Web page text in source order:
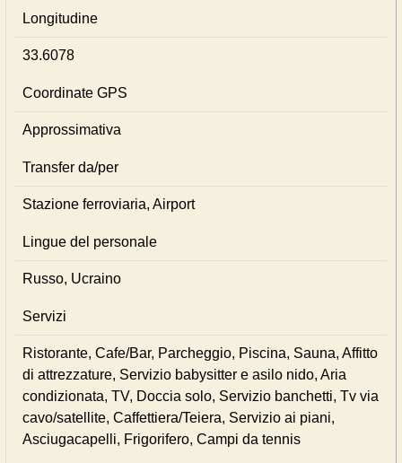
Longitudine
33.6078
Coordinate GPS
Approssimativa
Transfer da/per
Stazione ferroviaria, Airport
Lingue del personale
Russo, Ucraino
Servizi
Ristorante, Cafe/Bar, Parcheggio, Piscina, Sauna, Affitto
di attrezzature, Servizio babysitter e asilo nido, Aria
condizionata, TV, Doccia solo, Servizio banchetti, Tv via
cavo/satellite, Caffettiera/Teiera, Servizio ai piani,
Asciugacapelli, Frigorifero, Campi da tennis